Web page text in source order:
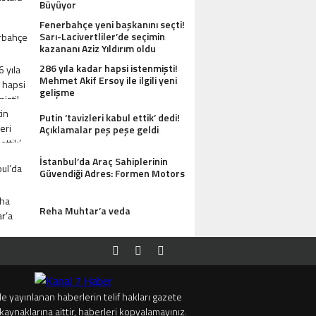
Büyüyor
Fenerbahçe yeni başkanını seçti!
Sarı-Lacivertliler’de seçimin
kazananı Aziz Yıldırım oldu
286 yıla kadar hapsi istenmişti!
Mehmet Akif Ersoy ile ilgili yeni
gelişme
Putin ‘tavizleri kabul ettik’ dedi!
Açıklamalar peş peşe geldi
İstanbul’da Araç Sahiplerinin
Güvendiği Adres: Formen Motors
Reha Muhtar’a veda
yayınlanan haberlerin telif hakları gazete
aittir, haberleri kopyalamayınız.